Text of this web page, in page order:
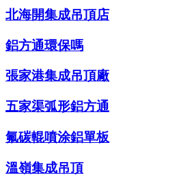
北海開集成吊頂店
鋁方通環保嗎
張家港集成吊頂廠
五家渠弧形鋁方通
氟碳輥噴涂鋁單板
溫嶺集成吊頂